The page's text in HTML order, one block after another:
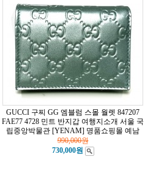
GUCCI 구찌 GG 엠블럼 스몰 월렛 847207
FAE77 4728 민트 반지갑 여행지소개 서울 국
립중앙박물관 [YENAM] 명품쇼핑몰 예남
990,000원
730,000원